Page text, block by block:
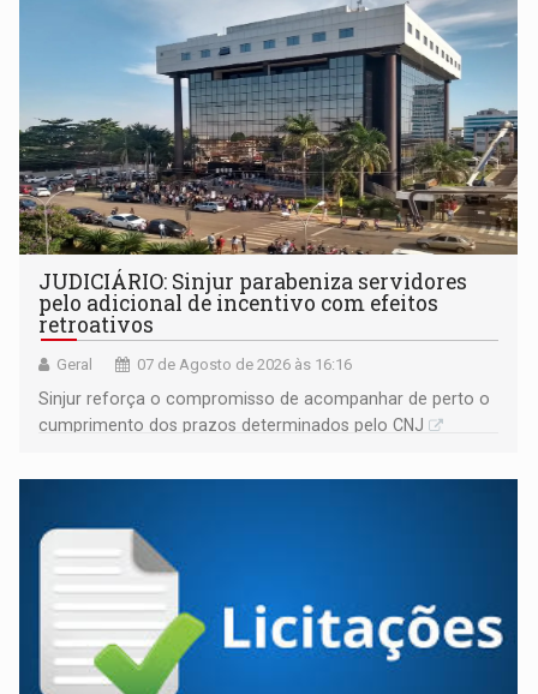
JUDICIÁRIO: Sinjur parabeniza servidores
pelo adicional de incentivo com efeitos
retroativos
Geral 07 de Agosto de 2026 às 16:16
Sinjur reforça o compromisso de acompanhar de perto o
cumprimento dos prazos determinados pelo CNJ